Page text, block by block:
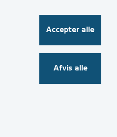
Accepter alle
Afvis alle